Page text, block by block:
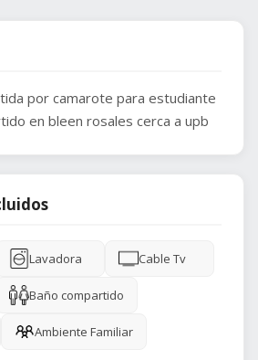
por camarote para estudiante
en bleen rosales cerca a upb
Lavadora Cable Tv
Baño compartido
Ambiente Familiar